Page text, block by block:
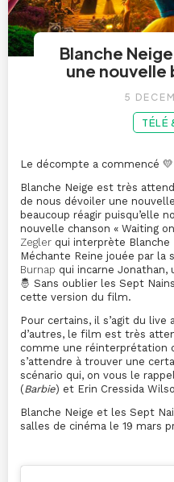
Blanche
une nouvelle
5
TÉLÉ
Le décompte a commencé 💛
Blanche Neige est très
de nous dévoiler une
beaucoup réagir puisqu’elle
nouvelle chanson « Waiting
Zegler qui interprète Blanche
Méchante Reine jouée par la
Burnap qui incarne Jonathan,
🤴 Sans oublier les Sept
cette version du film.
Pour certains, il s’agit du
d’autres, le film est très
comme une réinterprétation
s’attendre à trouver une
scénario qui, on vous le
(Barbie) et Erin Cressida
Blanche Neige et les Sept
salles de cinéma le 19 mars